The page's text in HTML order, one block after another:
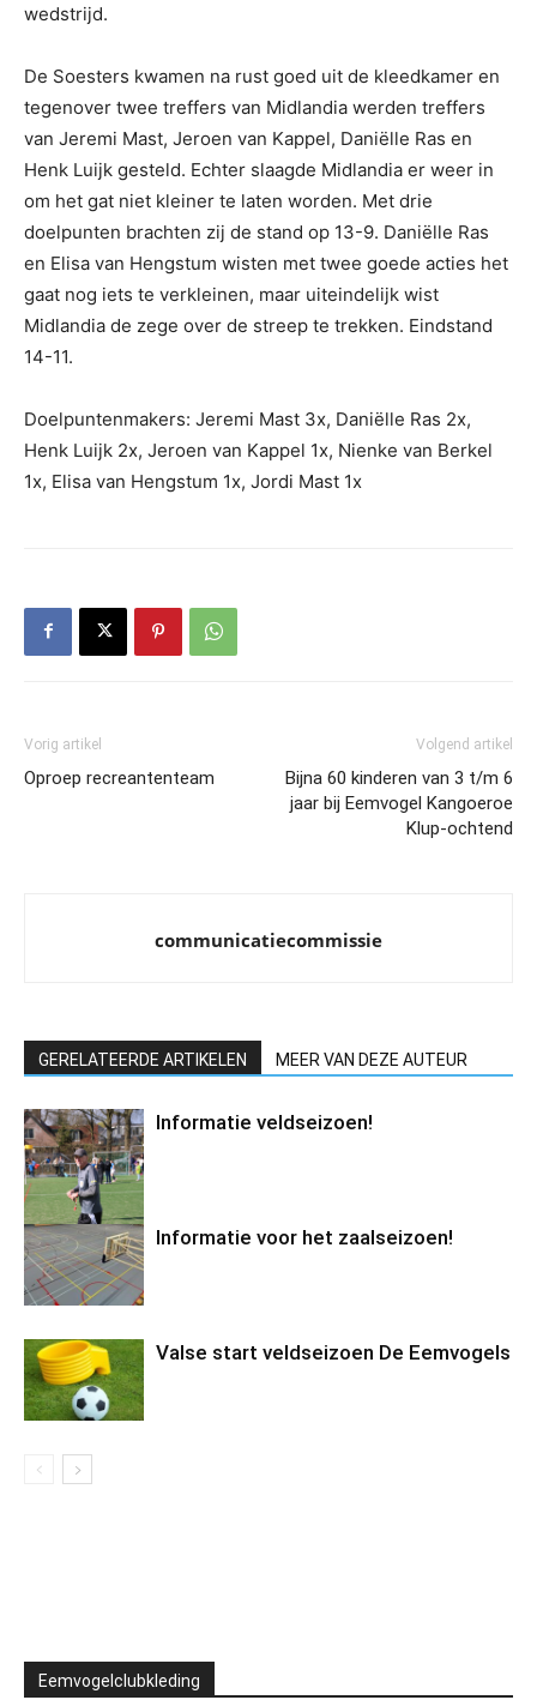
wedstrijd.
De Soesters kwamen na rust goed uit de kleedkamer en
tegenover twee treffers van Midlandia werden treffers
van Jeremi Mast, Jeroen van Kappel, Daniëlle Ras en
Henk Luijk gesteld. Echter slaagde Midlandia er weer in
om het gat niet kleiner te laten worden. Met drie
doelpunten brachten zij de stand op 13-9. Daniëlle Ras
en Elisa van Hengstum wisten met twee goede acties het
gaat nog iets te verkleinen, maar uiteindelijk wist
Midlandia de zege over de streep te trekken. Eindstand
14-11.
Doelpuntenmakers: Jeremi Mast 3x, Daniëlle Ras 2x,
Henk Luijk 2x, Jeroen van Kappel 1x, Nienke van Berkel
1x, Elisa van Hengstum 1x, Jordi Mast 1x
Vorig artikel
Oproep recreantenteam
Volgend artikel
Bijna 60 kinderen van 3 t/m 6
jaar bij Eemvogel Kangoeroe
Klup-ochtend
communicatiecommissie
GERELATEERDE ARTIKELEN MEER VAN DEZE AUTEUR
Informatie veldseizoen!
Informatie voor het zaalseizoen!
Valse start veldseizoen De Eemvogels
Eemvogelclubkleding